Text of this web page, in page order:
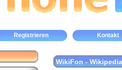
Registrieren Kontakt
WikiFon -